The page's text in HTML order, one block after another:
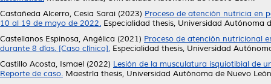
Castañeda Alcerro, Cesia Sarai (2023) Proceso de atención nutricia en
10 al 19 de mayo de 2022. Especialidad thesis, Universidad Autónoma
Castellanos Espinosa, Angélica (2021) Proceso de atención nutricional
durante 8 días. [Caso clínico]. Especialidad thesis, Universidad
Castillo Acosta, Ismael (2022) Lesión de la musculatura isquiotibial de
Reporte de caso. Maestría thesis, Universidad Autónoma de Nuevo